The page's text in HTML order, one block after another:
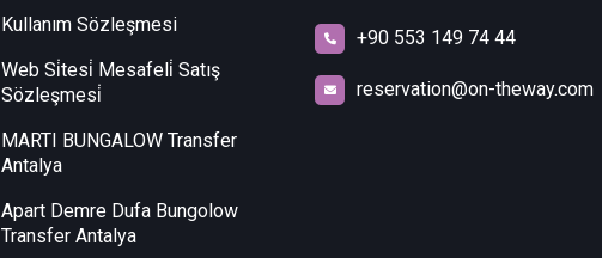
Kullanım Sözleşmesi
Web Si̇tesi̇ Mesafeli̇ Satış
Sözleşmesi̇
MARTI BUNGALOW Transfer
Antalya
Apart Demre Dufa Bungolow
Transfer Antalya
+90 553 149 74 44
reservation@on-theway.com